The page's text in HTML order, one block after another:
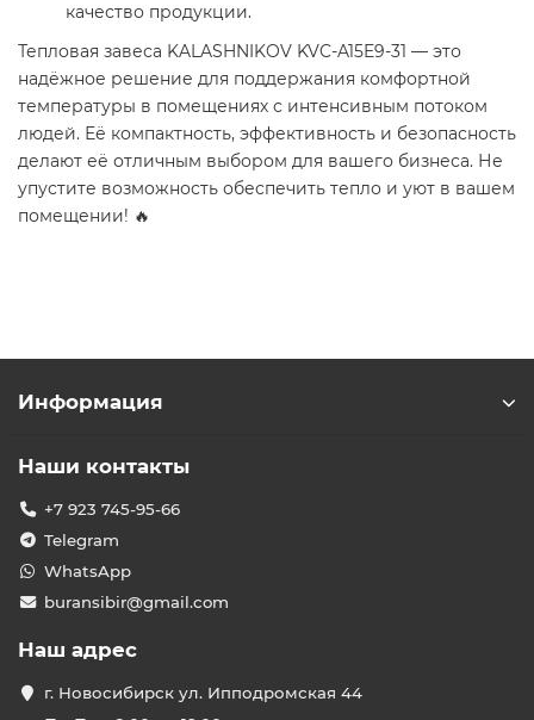
качество продукции.
Тепловая завеса KALASHNIKOV KVC-A15E9-31 — это
надёжное решение для поддержания комфортной
температуры в помещениях с интенсивным потоком
людей. Её компактность, эффективность и безопасность
делают её отличным выбором для вашего бизнеса. Не
упустите возможность обеспечить тепло и уют в вашем
помещении! 🔥
Информация
Наши контакты
+7 923 745-95-66
Telegram
WhatsApp
buransibir@gmail.com
Наш адрес
г. Новосибирск ул. Ипподромская 44